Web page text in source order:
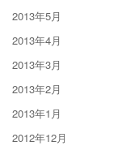
2013年5月
2013年4月
2013年3月
2013年2月
2013年1月
2012年12月